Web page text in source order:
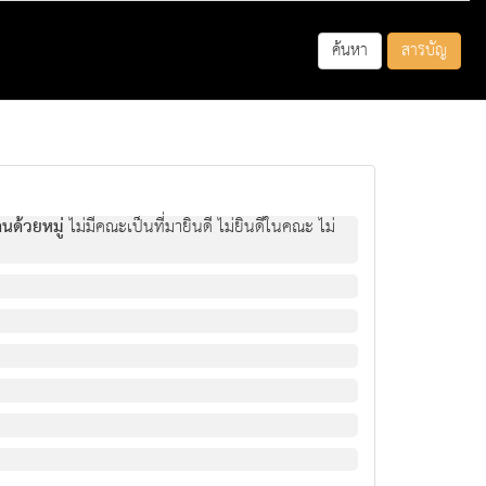
ค้นหา สารบัญ
ด้วยหมู่ไม่มีคณะเป็นที่มายินดี ไม่ยินดีในคณะ ไม่